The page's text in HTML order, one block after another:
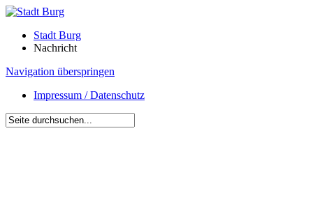
Stadt Burg
Nachricht
Navigation überspringen
Impressum / Datenschutz